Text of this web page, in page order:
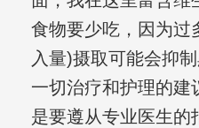
食物要少吃，因为过
入量)摄取可能会抑
一切治疗和护理的建
是要遵从专业医生的